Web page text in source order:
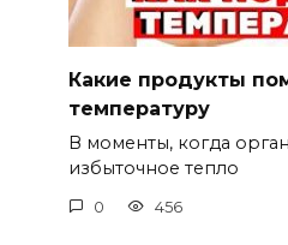
Какие продукты
температуру
В моменты, когда
избыточное тепло
0 456